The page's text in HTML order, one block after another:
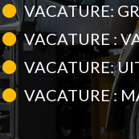
VACATURE:
VACATURE :
VACATURE:
VACATURE :